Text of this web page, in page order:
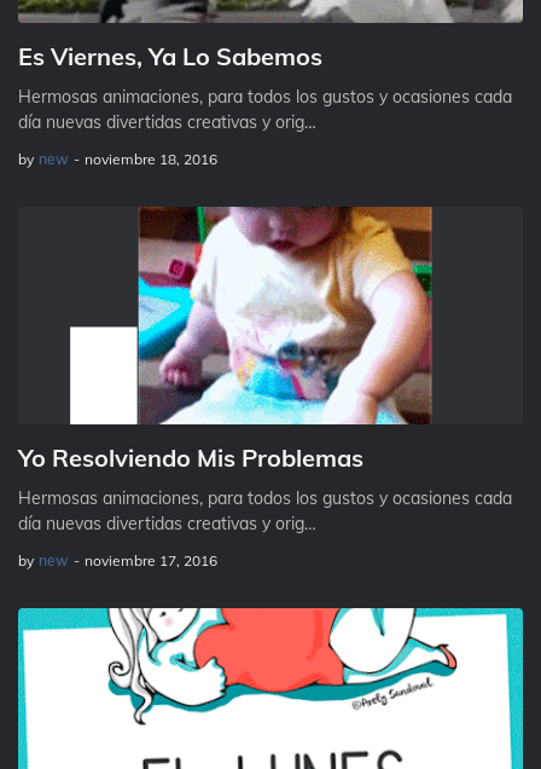
Es Viernes, Ya Lo Sabemos
Hermosas animaciones, para todos los gustos y ocasiones cada
día nuevas divertidas creativas y orig…
by new - noviembre 18, 2016
Yo Resolviendo Mis Problemas
Hermosas animaciones, para todos los gustos y ocasiones cada
día nuevas divertidas creativas y orig…
by new - noviembre 17, 2016